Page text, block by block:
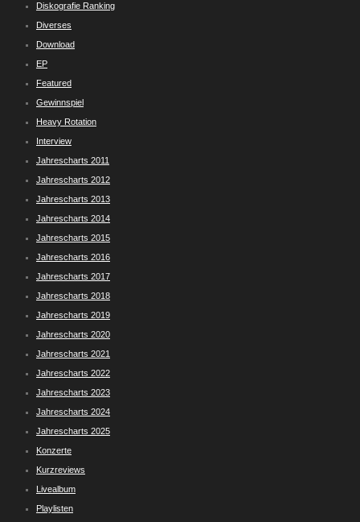
Diskografie Ranking
Diverses
Download
EP
Featured
Gewinnspiel
Heavy Rotation
Interview
Jahrescharts 2011
Jahrescharts 2012
Jahrescharts 2013
Jahrescharts 2014
Jahrescharts 2015
Jahrescharts 2016
Jahrescharts 2017
Jahrescharts 2018
Jahrescharts 2019
Jahrescharts 2020
Jahrescharts 2021
Jahrescharts 2022
Jahrescharts 2023
Jahrescharts 2024
Jahrescharts 2025
Konzerte
Kurzreviews
Livealbum
Playlisten